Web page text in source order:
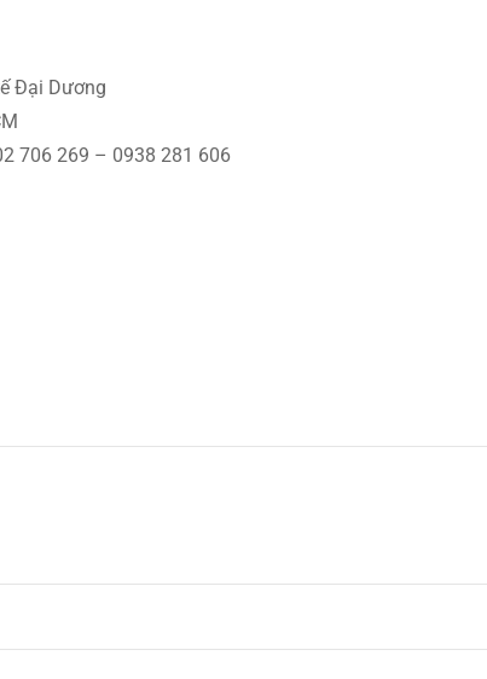
Đại Dương
706 269 – 0938 281 606